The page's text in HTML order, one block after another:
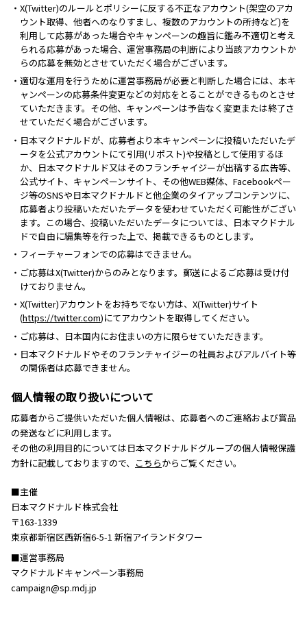
・X(Twitter)のルールとポリシーに反する不正なアカウント(架空のアカ
ウント取得、他者へのなりすまし、複数のアカウントの所持など)を
利用して応募があった場合やキャンペーンの趣旨に鑑み不適切と考え
られる応募があった場合、運営事務局の判断により当該アカウントか
らの応募を無効とさせていただく場合がございます。
・適切な運用を行うために運営事務局が必要と判断した場合には、本キ
ャンペーンの応募条件変更などの対応をとることができるものとさせ
ていただきます。その他、キャンペーンは予告なく変更または終了さ
せていただく場合がございます。
・日本マクドナルドが、応募者より本キャンペーンに投稿いただいたデ
ータを公式アカウントにて引用(リポスト)や投稿として使用するほ
か、日本マクドナルド又はそのフランチャイジーが出稿する広告等、
公式サイト、キャンペーンサイト、その他WEB媒体、Facebookペー
ジ等のSNSや日本マクドナルドと他企業のタイアップコンテンツに、
応募者より投稿いただいたデータを使わせていただく可能性がござい
ます。この場合、投稿いただいたデータについては、日本マクドナル
ドで自由に編集等を行った上で、掲載できるものとします。
・フィーチャーフォンでの応募はできません。
・ご応募はX(Twitter)からのみとなります。郵送によるご応募は受け付
けておりません。
・X(Twitter)アカウントをお持ちでない方は、X(Twitter)サイト
(https://twitter.com)にてアカウントを取得してください。
・ご応募は、日本国内にお住まいの方に限らせていただきます。
・日本マクドナルドやそのフランチャイジーの社員およびアルバイト等
の関係者は応募できません。
個人情報の取り扱いについて
応募者からご提供いただいた個人情報は、応募者へのご連絡および賞品
の発送などに利用します。
その他の利用目的については日本マクドナルドグループの個人情報保護
方針に記載しておりますので、 こちらからご覧ください。
■主催
日本マクドナルド株式会社
〒163-1339
東京都新宿区西新宿6-5-1 新宿アイランドタワー
■運営事務局
マクドナルドキャンペーン事務局
campaign@sp.mdj.jp